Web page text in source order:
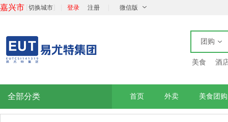
嘉兴市 切换城市 登录 注册 微信版
团购
美食 酒
全部分类 首页 外卖 美食团购